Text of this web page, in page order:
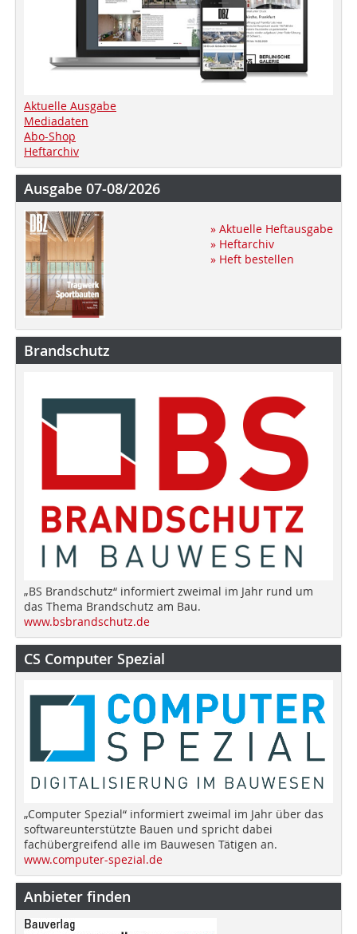
Aktuelle Ausgabe
Mediadaten
Abo-Shop
Heftarchiv
Ausgabe 07-08/2026
» Aktuelle Heftausgabe
» Heftarchiv
» Heft bestellen
Brandschutz
„BS Brandschutz“ informiert zweimal im Jahr rund um
das Thema Brandschutz am Bau.
www.bsbrandschutz.de
CS Computer Spezial
„Computer Spezial“ informiert zweimal im Jahr über das
softwareunterstützte Bauen und spricht dabei
fachübergreifend alle im Bauwesen Tätigen an.
www.computer-spezial.de
Anbieter finden